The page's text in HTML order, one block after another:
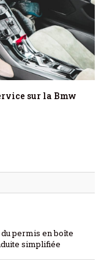
sur la Bmw
permis en boîte
simplifiée